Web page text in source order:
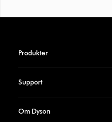
Produkter
Support
Om Dyson